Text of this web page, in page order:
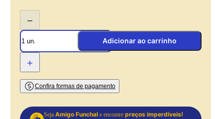
−
+
Adicionar ao carrinho
Confira formas de pagamento
Seja Amigo Funchale encontre preços imperdíveis!